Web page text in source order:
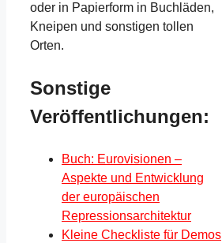
oder in Papierform in Buchläden,
Kneipen und sonstigen tollen
Orten.
Sonstige
Veröffentlichungen:
Buch: Eurovisionen –
Aspekte und Entwicklung
der europäischen
Repressionsarchitektur
Kleine Checkliste für Demos